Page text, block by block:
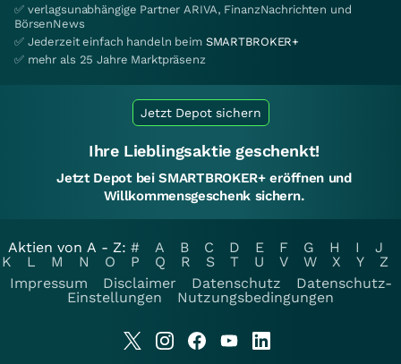
✅ verlagsunabhängige Partner ARIVA, FinanzNachrichten und
BörsenNews
✅ Jederzeit einfach handeln beim SMARTBROKER+
✅ mehr als 25 Jahre Marktpräsenz
Jetzt Depot sichern
Ihre Lieblingsaktie geschenkt!
Jetzt Depot bei SMARTBROKER+ eröffnen und
Willkommensgeschenk sichern.
Aktien von A - Z: # A B C D E F G H I
J
K
L M N O P Q R S T U V W X Y
Z
Impressum
Disclaimer Datenschutz
Datenschutz-
Einstellungen
Nutzungsbedingungen